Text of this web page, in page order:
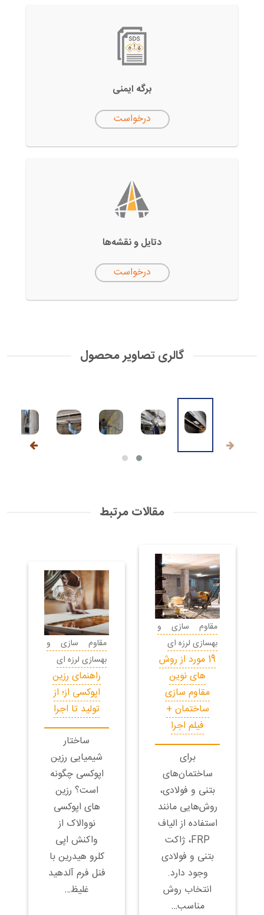
برگه ایمنی
درخواست
دتایل‌ و نقشه‌ها
درخواست
گالری تصاویر محصول
مقالات مرتبط
مقاوم سازی و
بهسازی لرزه ای
19 مورد از روش
های نوین
مقاوم سازی
ساختمان +
فیلم اجرا
برای
ساختمان‌های
بتنی و فولادی،
روش‌هایی مانند
استفاده از الیاف
FRP، ژاکت
بتنی و فولادی
وجود دارد.
انتخاب روش
مناسب…
مقاوم سازی و
بهسازی لرزه ای
راهنمای رزین
اپوکسی از؛ از
تولید تا اجرا
ساختار
شیمیایی رزین
اپوکسی چگونه
است؟ رزین
های اپوکسی
نووالاک از
واکنش اپی
کلرو هیدرین با
فنل فرم آلدهید
غلیظ…